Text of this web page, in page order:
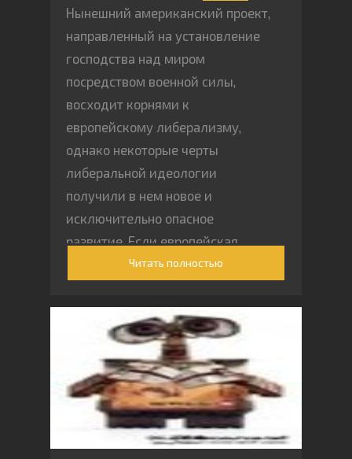
Нынешний американский проект,
направленный на установление
господства над миром
посредством военной силы,
восходит корнями к
европейскому либерализму,
однако некоторые черты
либеральной идеологии
получили в нем новое и
исключительно опасное
развитие. Если европейская
политическая культура, начиная
отдавала центральное место
понятиям равенства,
американское государство
эволюционировало в слугу
интересов капитала и только
его. Эта модель ныне
насаждается в глобальных
Читать полностью